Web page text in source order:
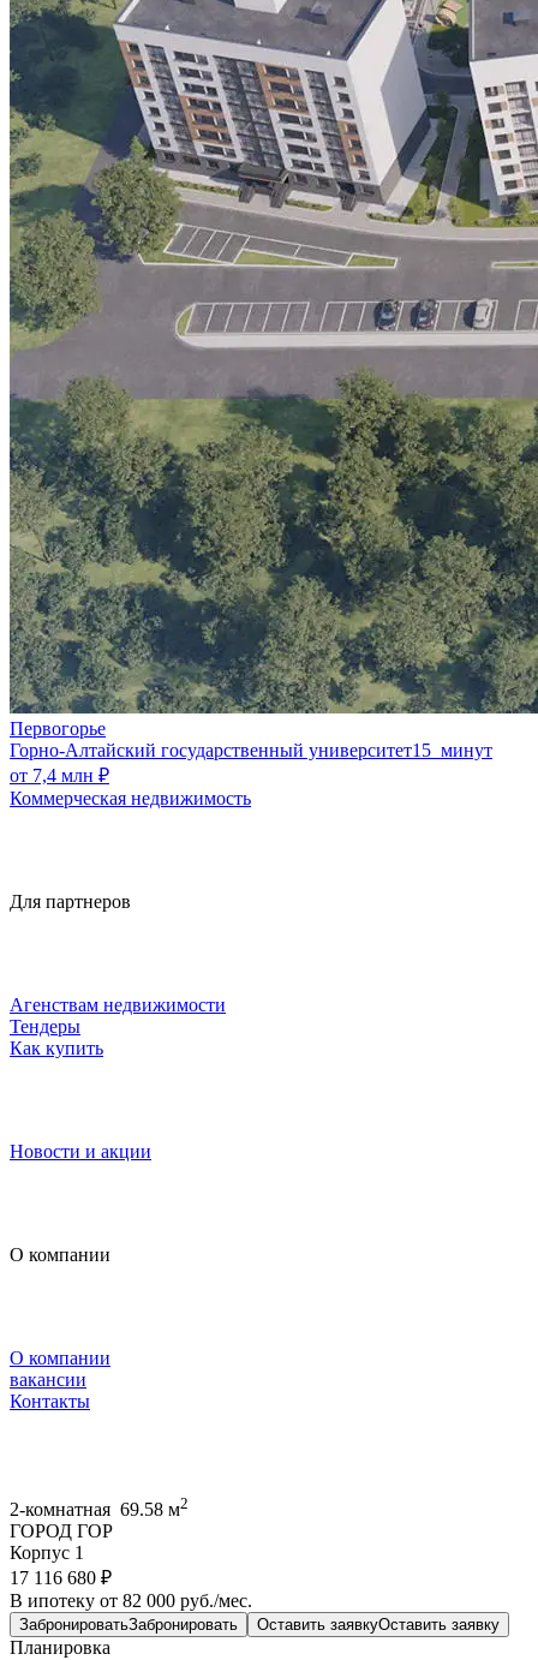
Первогорье
Горно-Алтайский государственный университет15 минут
от 7,4 млн ₽
Коммерческая недвижимость
Для партнеров
Агенствам недвижимости
Тендеры
Как купить
Новости и акции
О компании
О компании
вакансии
Контакты
2-комнатная 69.58 м2
ГОРОД ГОР
Корпус 1
17 116 680 ₽
В ипотеку от 82 000 руб./мес.
ЗабронироватьЗабронировать Оставить заявкуОставить заявку
Планировка